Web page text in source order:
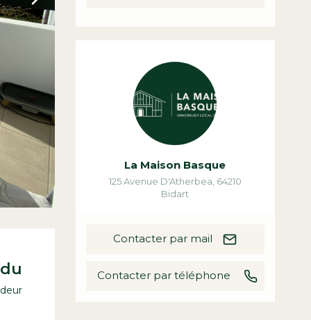
La Maison Basque
125 Avenue D'Atherbea 64210
Bidart
Contacter par mail
Contacter par téléphone